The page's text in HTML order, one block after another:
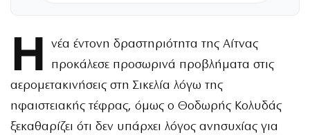
Η
νέα έντονη δραστηριότητα της Αίτνας
προκάλεσε προσωρινά προβλήματα στις
αερομετακινήσεις στη Σικελία λόγω της
ηφαιστειακής τέφρας, όμως ο Θοδωρής Κολυδάς
ξεκαθαρίζει ότι δεν υπάρχει λόγος ανησυχίας για